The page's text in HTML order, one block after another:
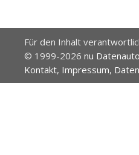
Für den Inhalt
© 1999-2026 nu
Kontakt, Impressum,